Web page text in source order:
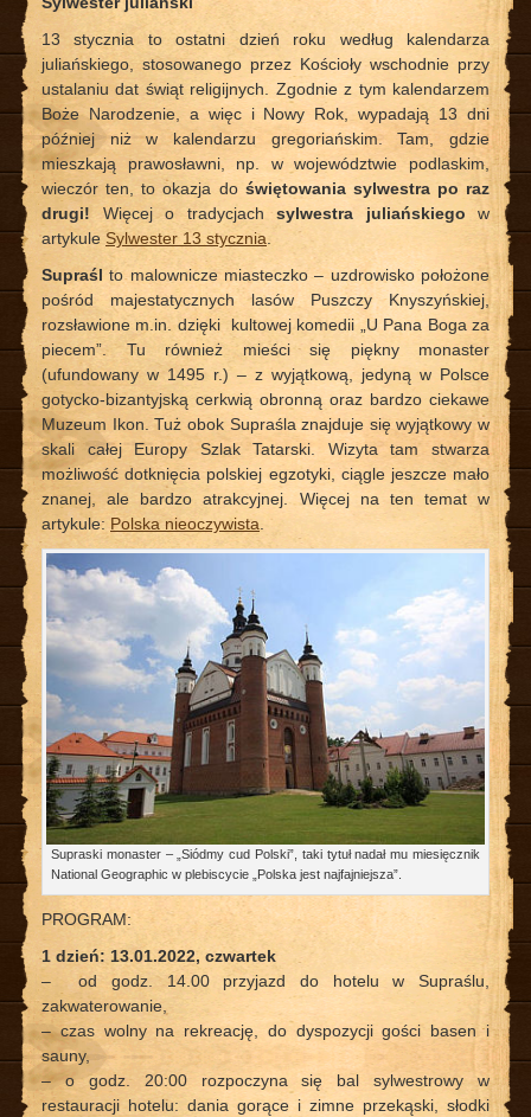
13 stycznia to ostatni dzień roku według kalendarza
juliańskiego, stosowanego przez Kościoły wschodnie przy
ustalaniu dat świąt religijnych. Zgodnie z tym kalendarzem
Boże Narodzenie, a więc i Nowy Rok, wypadają 13 dni
później niż w kalendarzu gregoriańskim. Tam, gdzie
mieszkają prawosławni, np. w województwie podlaskim,
wieczór ten, to okazja do świętowania sylwestra po raz
drugi! Więcej o tradycjachsylwestra juliańskiego w
artykule Sylwester 13 stycznia.
Supraśl to malownicze miasteczko – uzdrowisko położone
pośród majestatycznych lasów Puszczy Knyszyńskiej,
rozsławione m.in. dzięki kultowej komedii „U Pana Boga za
piecem”. Tu również mieści się piękny monaster
(ufundowany w 1495 r.) – z wyjątkową, jedyną w Polsce
gotycko-bizantyjską cerkwią obronną oraz bardzo ciekawe
Muzeum Ikon. Tuż obok Supraśla znajduje się wyjątkowy w
skali całej Europy Szlak Tatarski. Wizyta tam stwarza
możliwość dotknięcia polskiej egzotyki, ciągle jeszcze mało
znanej, ale bardzo atrakcyjnej. Więcej na ten temat w
artykule: Polska nieoczywista.
Supraski monaster – „Siódmy cud Polski”, taki tytuł nadał mu miesięcznik
National Geographic w plebiscycie „Polska jest najfajniejsza”.
PROGRAM:
1 dzień: 13.01.2022, czwartek
– od godz. 14.00 przyjazd do hotelu w Supraślu,
zakwaterowanie,
– czas wolny na rekreację, do dyspozycji gości basen i
sauny,
– o godz. 20:00 rozpoczyna się bal sylwestrowy w
restauracji hotelu: dania gorące i zimne przekąski, słodki